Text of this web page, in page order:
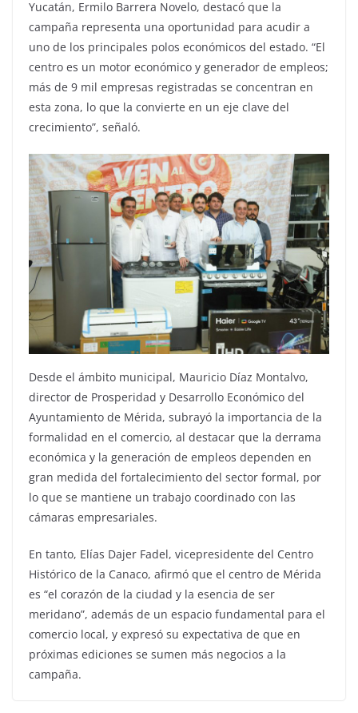
Yucatán, Ermilo Barrera Novelo, destacó que la
campaña representa una oportunidad para acudir a
uno de los principales polos económicos del estado. “El
centro es un motor económico y generador de empleos;
más de 9 mil empresas registradas se concentran en
esta zona, lo que la convierte en un eje clave del
crecimiento”, señaló.
Desde el ámbito municipal, Mauricio Díaz Montalvo,
director de Prosperidad y Desarrollo Económico del
Ayuntamiento de Mérida, subrayó la importancia de la
formalidad en el comercio, al destacar que la derrama
económica y la generación de empleos dependen en
gran medida del fortalecimiento del sector formal, por
lo que se mantiene un trabajo coordinado con las
cámaras empresariales.
En tanto, Elías Dajer Fadel, vicepresidente del Centro
Histórico de la Canaco, afirmó que el centro de Mérida
es “el corazón de la ciudad y la esencia de ser
meridano”, además de un espacio fundamental para el
comercio local, y expresó su expectativa de que en
próximas ediciones se sumen más negocios a la
campaña.